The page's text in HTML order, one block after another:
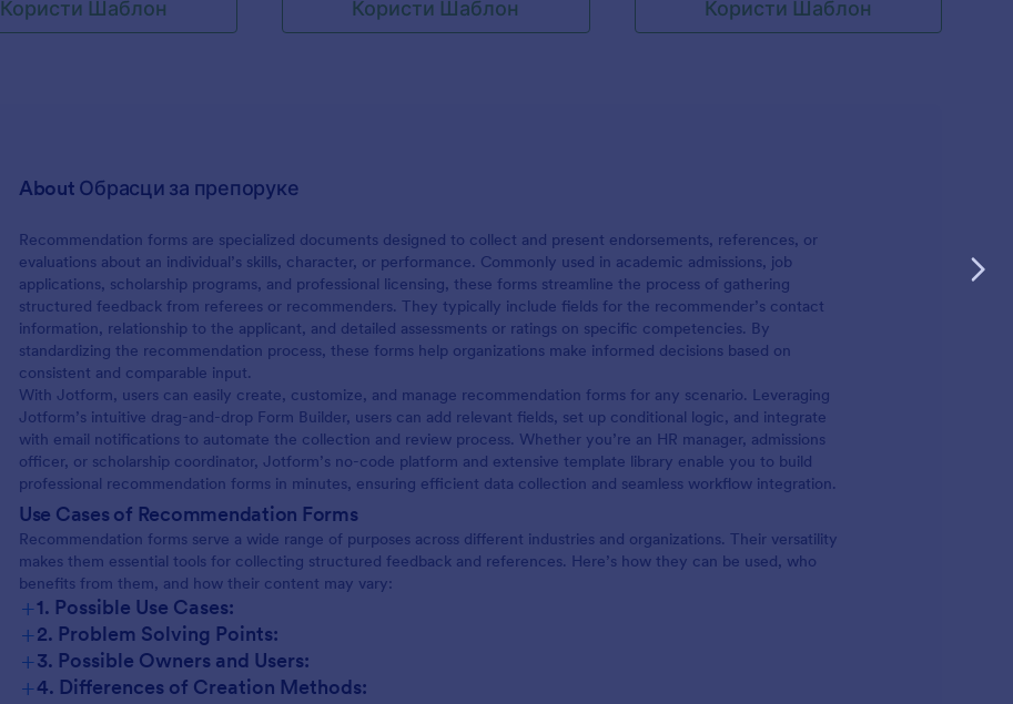
Користи Шаблон Користи Шаблон Користи Шаблон
About Обрасци за препоруке
Recommendation forms are specialized documents designed to collect and present endorsements, references, or
evaluations about an individual’s skills, character, or performance. Commonly used in academic admissions, job
applications, scholarship programs, and professional licensing, these forms streamline the process of gathering
structured feedback from referees or recommenders. They typically include fields for the recommender’s contact
information, relationship to the applicant, and detailed assessments or ratings on specific competencies. By
standardizing the recommendation process, these forms help organizations make informed decisions based on
consistent and comparable input.
With Jotform, users can easily create, customize, and manage recommendation forms for any scenario. Leveraging
Jotform’s intuitive drag-and-drop Form Builder, users can add relevant fields, set up conditional logic, and integrate
with email notifications to automate the collection and review process. Whether you’re an HR manager, admissions
officer, or scholarship coordinator, Jotform’s no-code platform and extensive template library enable you to build
professional recommendation forms in minutes, ensuring efficient data collection and seamless workflow integration.
Use Cases of Recommendation Forms
Recommendation forms serve a wide range of purposes across different industries and organizations. Their versatility
makes them essential tools for collecting structured feedback and references. Here’s how they can be used, who
benefits from them, and how their content may vary:
+1. Possible Use Cases:
+2. Problem Solving Points:
+3. Possible Owners and Users:
+4. Differences of Creation Methods: